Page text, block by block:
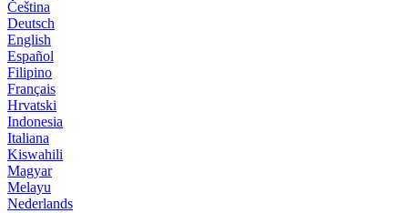
Čeština
Deutsch
English
Español
Filipino
Français
Hrvatski
Indonesia
Italiana
Kiswahili
Magyar
Melayu
Nederlands